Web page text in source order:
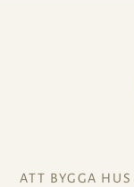
ATT BYGGA HUS